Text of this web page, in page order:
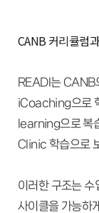
CANB 커리큘럼
READI는 CANB
iCoaching으로
learning으로 복
Clinic 학습으로
이러한 구조는 수
사이클을 가능하